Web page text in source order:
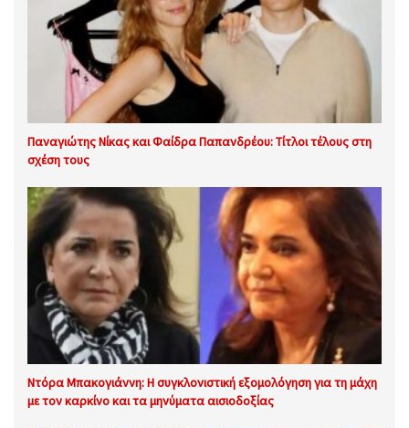
Παναγιώτης Νίκας και Φαίδρα Παπανδρέου: Τίτλοι τέλους στη
σχέση τους
Ντόρα Μπακογιάννη: Η συγκλονιστική εξομολόγηση για τη μάχη
με τον καρκίνο και τα μηνύματα αισιοδοξίας